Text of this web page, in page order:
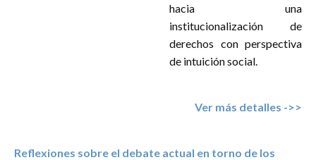
hacia una
institucionalización de
derechos con perspectiva
de intuición social.
Ver más detalles ->>
Reflexiones sobre el debate actual en torno de los